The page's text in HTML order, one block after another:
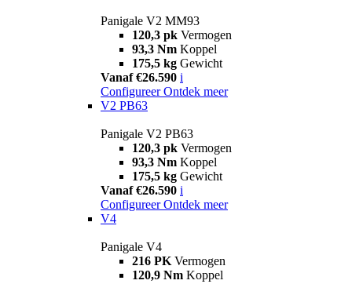
Panigale V2 MM93
120,3 pk Vermogen
93,3 Nm Koppel
175,5 kg Gewicht
Vanaf €26.590 i
Configureer Ontdek meer
V2 PB63
Panigale V2 PB63
120,3 pk Vermogen
93,3 Nm Koppel
175,5 kg Gewicht
Vanaf €26.590 i
Configureer Ontdek meer
V4
Panigale V4
216 PK Vermogen
120,9 Nm Koppel